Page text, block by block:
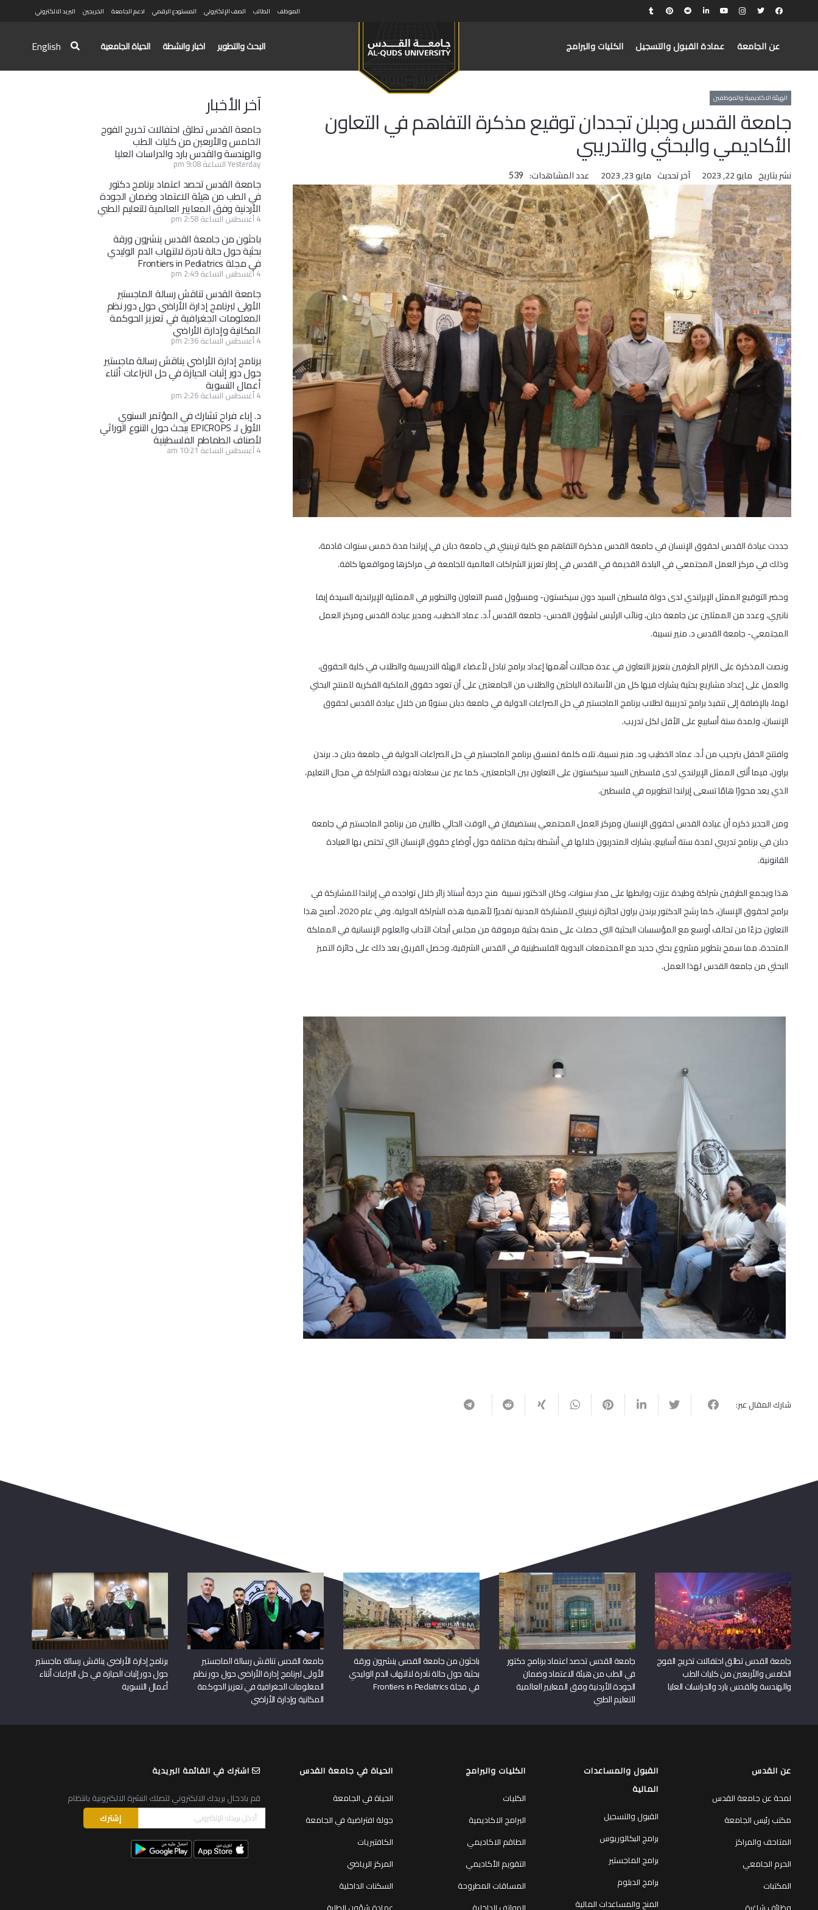
الموظف الطالب الصف الإلكتروني المستودع الرقمي ادعم الجامعة الخريجين البريد الالكتروني
عن الجامعة عمادة القبول والتسجيل الكليات والبرامج البحث والتطوير اخبار وانشطة الحياة الجامعية English
الهيئة الاكاديمية والموظفين
جامعة القدس ودبلن تجددان توقيع مذكرة التفاهم في التعاون
الأكاديمي والبحثي والتدريبي
نشر بتاريخ مايو 22, 2023 آخر تحديث مايو 23, 2023 عدد المشاهدات: 539
جددت عيادة القدس لحقوق الإنسان في جامعة القدس مذكرة التفاهم مع كلية ترينيتي في جامعة دبلن في إيرلندا مدة خمس سنوات قادمة،
وذلك في مركز العمل المجتمعي في البلدة القديمة في القدس في إطار تعزيز الشراكات العالمية للجامعة في مراكزها ومواقعها كافة.
وحضر التوقيع الممثل الإيرلندي لدى دولة فلسطين السيد دون سيكستون- ومسؤول قسم التعاون والتطوير في الممثلية الإيرلندية السيدة إيفا
نانيري، وعدد من الممثلين عن جامعة دبلن، ونائب الرئيس لشؤون القدس- جامعة القدس أ.د. عماد الخطيب، ومدير عيادة القدس ومركز العمل
المجتمعي- جامعة القدس د. منير نسيبة.
ونصت المذكرة على التزام الطرفين بتعزيز التعاون في عدة مجالات أهمها إعداد برامج تبادل لأعضاء الهيئة التدريسية والطلاب في كلية الحقوق،
والعمل على إعداد مشاريع بحثية يشارك فيها كل من الأساتذة الباحثين والطلاب من الجامعتين على أن تعود حقوق الملكية الفكرية للمنتج البحثي
لهما، بالإضافة إلى تنفيذ برامج تدريبية لطلاب برنامج الماجستير في حل الصراعات الدولية في جامعة دبلن سنويًا من خلال عيادة القدس لحقوق
الإنسان، ولمدة ستة أسابيع على الأقل لكل تدريب.
وافتتح الحفل بترحيب من أ.د. عماد الخطيب ود. منير نسيبة، تلاه كلمة لمنسق برنامج الماجستير في حل الصراعات الدولية في جامعة دبلن د. برندن
براون، فيما أثنى الممثل الإيرلندي لدى فلسطين السيد سيكستون على التعاون بين الجامعتين، كما عبر عن سعادته بهذه الشراكة في مجال التعليم،
الذي يعد محورُا هامّا تسعى إيرلندا لتطويره في فلسطين.
ومن الجدير ذكره أن عيادة القدس لحقوق الإنسان ومركز العمل المجتمعي يستضيفان في الوقت الحالي طالبين من برنامج الماجستير في جامعة
دبلن في برنامج تدريبي لمدة ستة أسابيع، يشارك المتدربون خلالها في أنشطة بحثية مختلفة حول أوضاع حقوق الإنسان التي تختص بها العيادة
القانونية.
هذا ويجمع الطرفين شراكة وطيدة عززت روابطها على مدار سنوات، وكان الدكتور نسيبة منح درجة أستاذ زائر خلال تواجده في إيرلندا للمشاركة في
برامج لحقوق الإنسان، كما رشح الدكتور برندن براون لجائزة ترينيتي للمشاركة المدنية تقديرًا لأهمية هذه الشراكة الدولية. وفي عام 2020، أصبح هذا
التعاون جزءًا من تحالف أوسع مع المؤسسات البحثية التي حصلت على منحة بحثية مرموقة من مجلس أبحاث الآداب والعلوم الإنسانية في المملكة
المتحدة، مما سمح بتطوير مشروع بحثي جديد مع المجتمعات البدوية الفلسطينية في القدس الشرقية، وحصل الفريق بعد ذلك على جائزة التميز
البحثي من جامعة القدس لهذا العمل.
شارك المقال عبر:
آخر الأخبار
جامعة القدس تطلق احتفالات تخريج الفوج
الخامس والأربعين من كليات الطب
والهندسة والقدس بارد والدراسات العليا
Yesterday الساعة 9:08 pm
جامعة القدس تحصد اعتماد برنامج دكتور
في الطب من هيئة الاعتماد وضمان الجودة
الأردنية وفق المعايير العالمية للتعليم الطبي
4 أغسطس الساعة 2:58 pm
باحثون من جامعة القدس ينشرون ورقة
بحثية حول حالة نادرة لالتهاب الدم الوليدي
في مجلة Frontiers in Pediatrics
4 أغسطس الساعة 2:49 pm
جامعة القدس تناقش رسالة الماجستير
الأولى لبرنامج إدارة الأراضي حول دور نظم
المعلومات الجغرافية في تعزيز الحوكمة
المكانية وإدارة الأراضي
4 أغسطس الساعة 2:36 pm
برنامج إدارة الأراضي يناقش رسالة ماجستير
حول دور إثبات الحيازة في حل النزاعات أثناء
أعمال التسوية
4 أغسطس الساعة 2:26 pm
د. إباء فراح تشارك في المؤتمر السنوي
الأول لـ EPICROPS ببحث حول التنوع الوراثي
لأصناف الطماطم الفلسطينية
4 أغسطس الساعة 10:21 am
جامعة القدس تطلق احتفالات تخريج الفوج
الخامس والأربعين من كليات الطب
والهندسة والقدس بارد والدراسات العليا
جامعة القدس تحصد اعتماد برنامج دكتور
في الطب من هيئة الاعتماد وضمان
الجودة الأردنية وفق المعايير العالمية
للتعليم الطبي
باحثون من جامعة القدس ينشرون ورقة
بحثية حول حالة نادرة لالتهاب الدم الوليدي
في مجلة Frontiers in Pediatrics
جامعة القدس تناقش رسالة الماجستير
الأولى لبرنامج إدارة الأراضي حول دور نظم
المعلومات الجغرافية في تعزيز الحوكمة
المكانية وإدارة الأراضي
برنامج إدارة الأراضي يناقش رسالة ماجستير
حول دور إثبات الحيازة في حل النزاعات أثناء
أعمال التسوية
عن القدس
لمحة عن جامعة القدس
مكتب رئيس الجامعة
المتاحف والمراكز
الحرم الجامعي
المكتبات
القبول والمساعدات
المالية
القبول والتسجيل
برامج البكالوريوس
برامج الماجستير
برامج الدبلوم
المنح والمساعدات المالية
الكليات والبرامج
الكليات
البرامج الاكاديمية
الطاقم الاكاديمي
التقويم الأكاديمي
المساقات المطروحة
الحياة في جامعة القدس
الحياة في الجامعة
جولة افتراضية في الجامعة
الكافتيريات
المركز الرياضي
السكنات الداخلية
اشترك في القائمة البريدية
قم بادخال بريدك الالكتروني لتصلك النشرة الالكترونية بانتظام